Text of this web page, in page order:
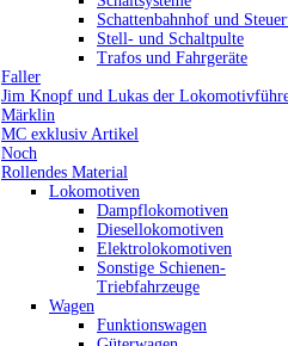
Schattenbahnhof und
Stell- und Schaltpulte
Trafos und Fahrgeräte
Faller
Jim Knopf und Lukas der
Märklin
MC exklusiv Artikel
Noch
Rollendes Material
Lokomotiven
Dampflokomotiven
Diesellokomotiven
Elektrolokomotiven
Sonstige Schienen-
Triebfahrzeuge
Wagen
Funktionswagen